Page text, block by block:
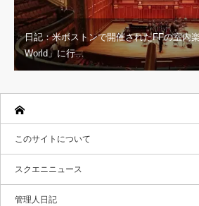
日記：米ボストンで開催されたFFの室内
World」に行…
このサイトについて
スクエニニュース
管理人日記